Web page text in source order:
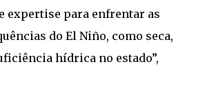
expertise para enfrentar as
do El Niño, como seca,
hídrica no estado”,